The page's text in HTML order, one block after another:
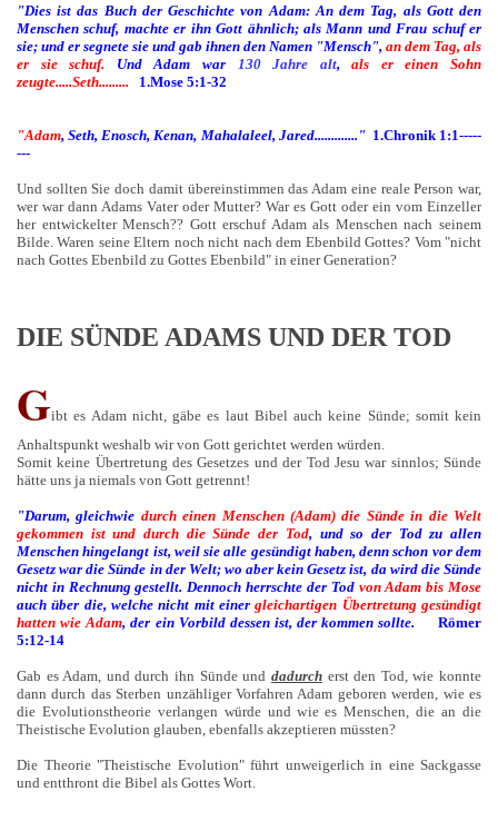
"Dies ist das Buch der Geschichte von Adam: An dem Tag, als Gott den
Menschen schuf, machte er ihn Gott ähnlich; als Mann und Frau schuf er
sie; und er segnete sie und gab ihnen den Namen "Mensch", an dem Tag, als
er sie schuf. Und Adam war 130 Jahre alt,als er einen Sohn
zeugte.....Seth......... 1.Mose 5:1-32
"Adam, Seth, Enosch, Kenan, Mahalaleel, Jared............." 1.Chronik 1:1-----
---
Und sollten Sie doch damit übereinstimmen das Adam eine reale Person war,
wer war dann Adams Vater oder Mutter? War es Gott oder ein vom Einzeller
her entwickelter Mensch?? Gott erschuf Adam als Menschen nach seinem
Bilde. Waren seine Eltern noch nicht nach dem Ebenbild Gottes? Vom "nicht
nach Gottes Ebenbild zu Gottes Ebenbild" in einer Generation?
DIE SÜNDE ADAMS UND DER TOD
Gibt es Adam nicht, gäbe es laut Bibel auch keine Sünde; somit kein
Anhaltspunkt weshalb wir von Gott gerichtet werden würden.
Somit keine Übertretung des Gesetzes und der Tod Jesu war sinnlos; Sünde
hätte uns ja niemals von Gott getrennt!
"Darum, gleichwie durch einen Menschen (Adam) die Sünde in die Welt
gekommen ist und durch die Sünde der Tod, und so der Tod zu allen
Menschen hingelangt ist, weil sie alle gesündigt haben, denn schon vor dem
Gesetz war die Sünde in der Welt; wo aber kein Gesetz ist, da wird die Sünde
nicht in Rechnung gestellt. Dennoch herrschte der Tod von Adam bis Mose
auch über die, welche nicht mit einergleichartigen Übertretung gesündigt
hatten wie Adam, der ein Vorbild dessenist, der kommen sollte.Römer
5:12-14
Gab es Adam, und durch ihn Sünde und dadurcherst den Tod, wie konnte
dann durch das Sterben unzähliger Vorfahren Adam geboren werden, wie es
die Evolutionstheorie verlangen würde und wie es Menschen, die an die
Theistische Evolution glauben, ebenfalls akzeptieren müssten?
Die Theorie "Theistische Evolution" führt unweigerlich in eine Sackgasse
und entthront die Bibel als Gottes Wort.